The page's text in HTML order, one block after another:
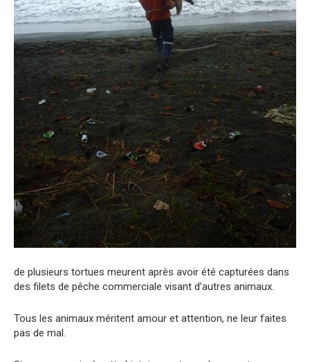
de plusieurs tortues meurent après avoir été capturées dans
des filets de pêche commerciale visant d’autres animaux.
Tous les animaux méritent amour et attention, ne leur faites
pas de mal.